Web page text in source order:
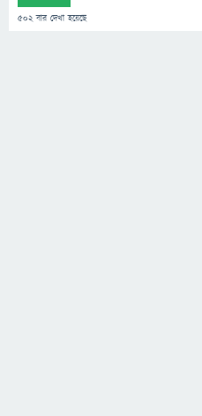
502বার দেখা হয়েছে